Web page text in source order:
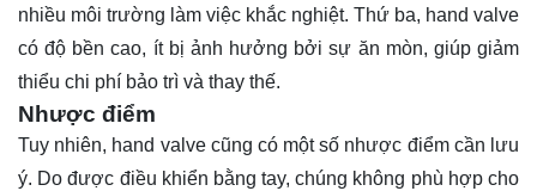
nhiều môi trường làm việc khắc nghiệt. Thứ ba, hand valve
có độ bền cao, ít bị ảnh hưởng bởi sự ăn mòn, giúp giảm
thiểu chi phí bảo trì và thay thế.
Nhược điểm
Tuy nhiên, hand valve cũng có một số nhược điểm cần lưu
ý. Do được điều khiển bằng tay, chúng không phù hợp cho